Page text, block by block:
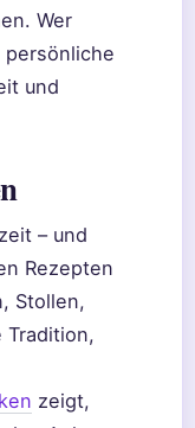
Wer
und
– und
Rezepten
Stollen,
Tradition,
zeigt,